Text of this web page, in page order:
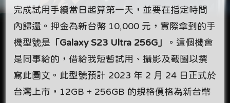
完成試用手續當日起算第一天，並要在指定時間
內歸還。押金為新台幣 10,000 元，實際拿到的手
機型號是 「Galaxy S23 Ultra 256G」
。這個機會
是同事給的，借給我短暫試用、攝影及截圖以撰
寫此圖文。此型號預計 2023 年 2 月 24 日正式於
台灣上市，12GB + 256GB 的規格價格為新台幣